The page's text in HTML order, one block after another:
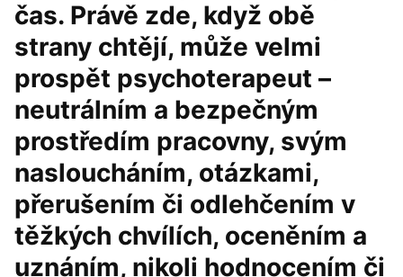
čas. Právě zde, když obě
strany chtějí, může velmi
prospět psychoterapeut –
neutrálním a bezpečným
prostředím pracovny, svým
nasloucháním, otázkami,
přerušením či odlehčením v
těžkých chvílích, oceněním a
uznáním, nikoli hodnocením či